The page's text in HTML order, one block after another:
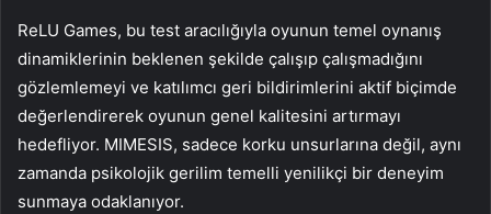
ReLU Games, bu test aracılığıyla oyunun temel oynanış
dinamiklerinin beklenen şekilde çalışıp çalışmadığını
gözlemlemeyi ve katılımcı geri bildirimlerini aktif biçimde
değerlendirerek oyunun genel kalitesini artırmayı
hedefliyor. MIMESIS, sadece korku unsurlarına değil, aynı
zamanda psikolojik gerilim temelli yenilikçi bir deneyim
sunmaya odaklanıyor.